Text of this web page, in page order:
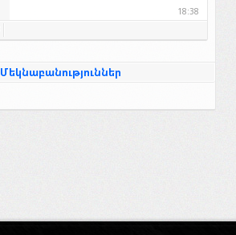
18:38
Մեկնաբանություններ